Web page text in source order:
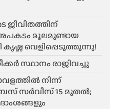
ജീവിതത്തിന്
അപകടം മൂലമുണ്ടായ
വെളിപ്പെടുത്തുന്നു!
സ്ഥാനം രാജിവച്ചു
നിന്ന്
സർവീസ് 15 മുതൽ;